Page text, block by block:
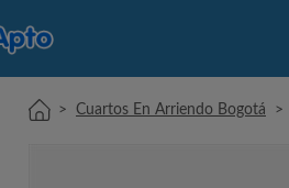
> Cuartos En Arriendo Bogotá >